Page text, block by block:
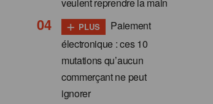
+ PLUS
Paiement
électronique : ces 10
mutations qu’aucun
commerçant ne peut
ignorer